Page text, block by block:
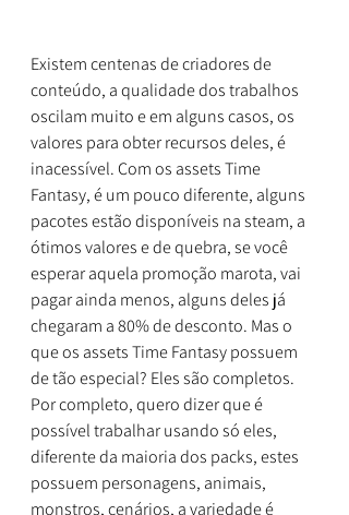
Existem centenas de criadores de
conteúdo, a qualidade dos trabalhos
oscilam muito e em alguns casos, os
valores para obter recursos deles, é
inacessível. Com os assets Time
Fantasy, é um pouco diferente, alguns
pacotes estão disponíveis na steam, a
ótimos valores e de quebra, se você
esperar aquela promoção marota, vai
pagar ainda menos, alguns deles já
chegaram a 80% de desconto. Mas o
que os assets Time Fantasy possuem
de tão especial? Eles são completos.
Por completo, quero dizer que é
possível trabalhar usando só eles,
diferente da maioria dos packs, estes
possuem personagens, animais,
monstros, cenários, a variedade é